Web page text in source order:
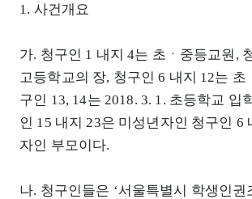
1. 사건개요
가. 청구인 1 내지 4는 초ㆍ중등교원,
고등학교의 장, 청구인 6 내지 12는 초
구인 13, 14는 2018. 3. 1. 초등학교 입
인 15 내지 23은 미성년자인 청구인 6
자인 부모이다.
나. 청구인들은 ‘서울특별시 학생인권